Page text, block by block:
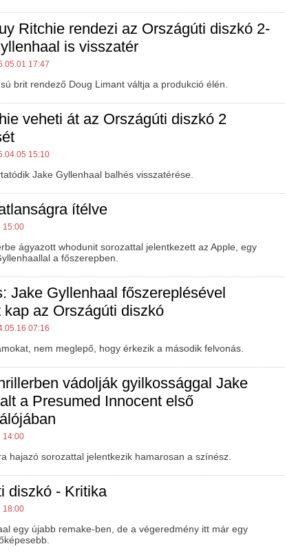
Ritchie rendezi az Országúti diszkó 2-
is visszatér
17:47
brit rendező Doug Limant váltja a produkció élén.
veheti át az Országúti diszkó 2
15:10
Jake Gyllenhaal balhés visszatérése.
ítélve
15:00
ágyazott whodunit sorozattal jelentkezett az Apple, egy
a főszerepben.
Jake Gyllenhaal főszereplésével
kap az Országúti diszkó
07:16
nem meglepő, hogy érkezik a második felvonás.
vádolják gyilkossággal Jake
a Presumed Innocent első
14:00
hajazó sorozattal jelentkezik hamarosan a színész.
diszkó - Kritika
18:00
egy újabb remake-ben, de a végeredmény itt már egy